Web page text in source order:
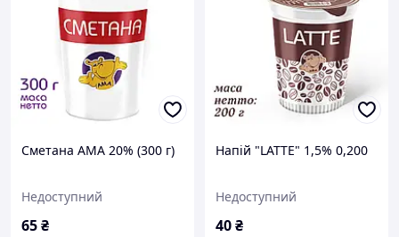
Сметана АМА 20% (300 г)
Недоступний
65₴
Напій "LATTE" 1,5% 0,200
Недоступний
40₴